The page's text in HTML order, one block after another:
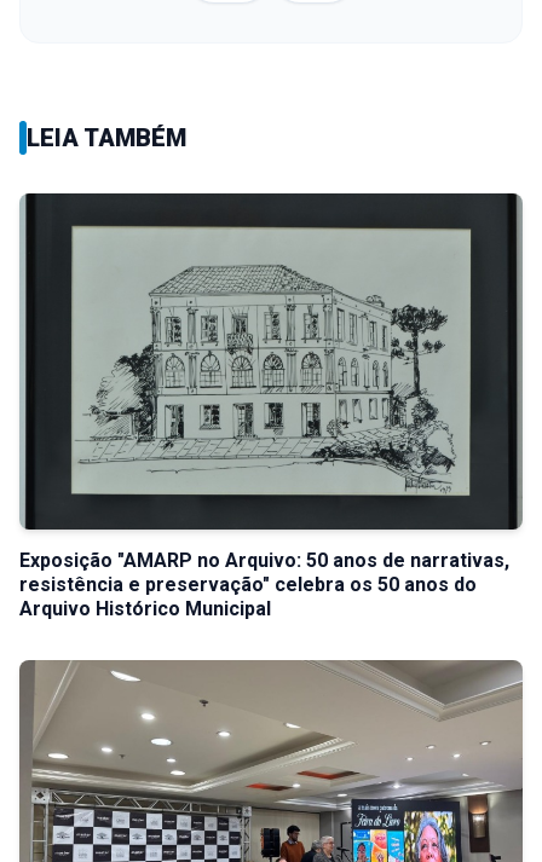
LEIA TAMBÉM
Exposição "AMARP no Arquivo: 50 anos de narrativas,
resistência e preservação" celebra os 50 anos do
Arquivo Histórico Municipal